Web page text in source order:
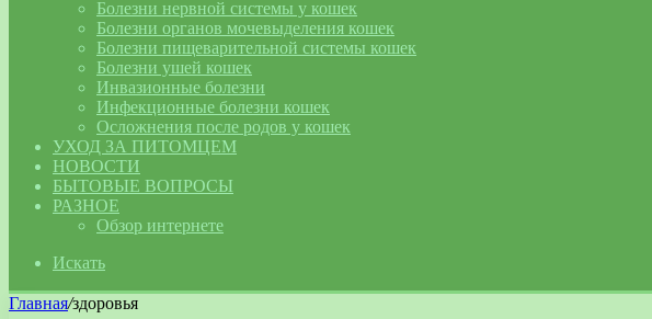
Болезни нервной системы у кошек
Болезни органов мочевыделения кошек
Болезни пищеварительной системы кошек
Болезни ушей кошек
Инвазионные болезни
Инфекционные болезни кошек
Осложнения после родов у кошек
УХОД ЗА ПИТОМЦЕМ
НОВОСТИ
БЫТОВЫЕ ВОПРОСЫ
РАЗНОЕ
Обзор интернете
Искать
Главная/здоровья